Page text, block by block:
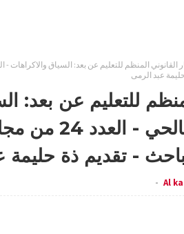
عبد الرمى
للتعليم عن بعد:
الدكتور يونس
- تقديم ذة حليمة